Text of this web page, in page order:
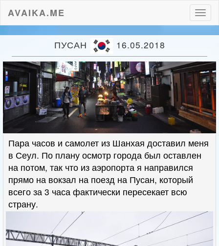
AVAIKA.ME
ПУСАН 16.05.2018
Пара часов и самолет из Шанхая доставил меня
в Сеул. По плану осмотр города был оставлен
на потом, так что из аэропорта я направился
прямо на вокзал на поезд на Пусан, который
всего за 3 часа фактически пересекает всю
страну.